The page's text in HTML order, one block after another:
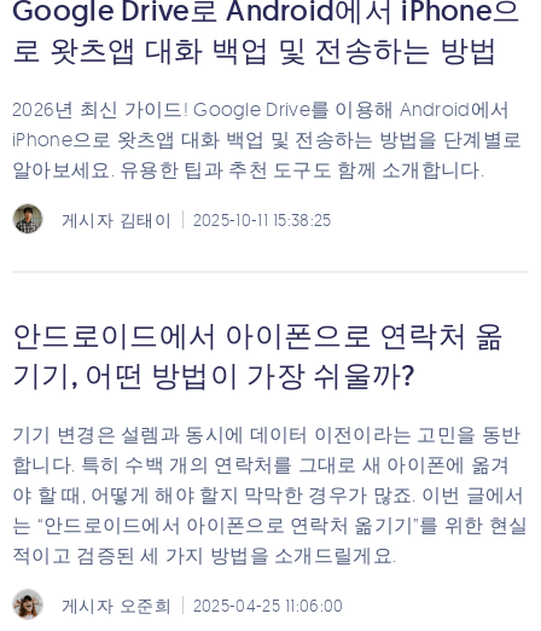
Google Drive로 Android에서 iPhone으
로 왓츠앱 대화 백업 및 전송하는 방법
2026년 최신 가이드! Google Drive를 이용해 Android에서
iPhone으로 왓츠앱 대화 백업 및 전송하는 방법을 단계별로
알아보세요. 유용한 팁과 추천 도구도 함께 소개합니다.
게시자 김태이 2025-10-11 15:38:25
안드로이드에서 아이폰으로 연락처 옮
기기, 어떤 방법이 가장 쉬울까?
기기 변경은 설렘과 동시에 데이터 이전이라는 고민을 동반
합니다. 특히 수백 개의 연락처를 그대로 새 아이폰에 옮겨
야 할 때, 어떻게 해야 할지 막막한 경우가 많죠. 이번 글에서
는 “안드로이드에서 아이폰으로 연락처 옮기기”를 위한 현실
적이고 검증된 세 가지 방법을 소개드릴게요.
게시자 오준희 2025-04-25 11:06:00